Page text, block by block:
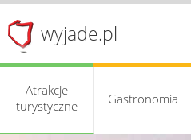
wyjade.pl
Atrakcje
turystyczne
Gastronomia